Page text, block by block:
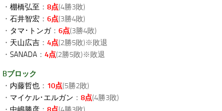
・ 棚橋弘至 ： 8点(4勝3敗)
・ 石井智宏 ： 6点(3勝4敗)
・ タマ･トンガ： 6点(3勝4敗)
・ 天山広吉 ： 4点(2勝5敗)※敗退
・ SANADA ： 4点(2勝5敗)※敗退
Bブロック
・ 内藤哲也 ： 10点(5勝2敗)
・ マイケル･エルガン ： 8点(4勝3敗)